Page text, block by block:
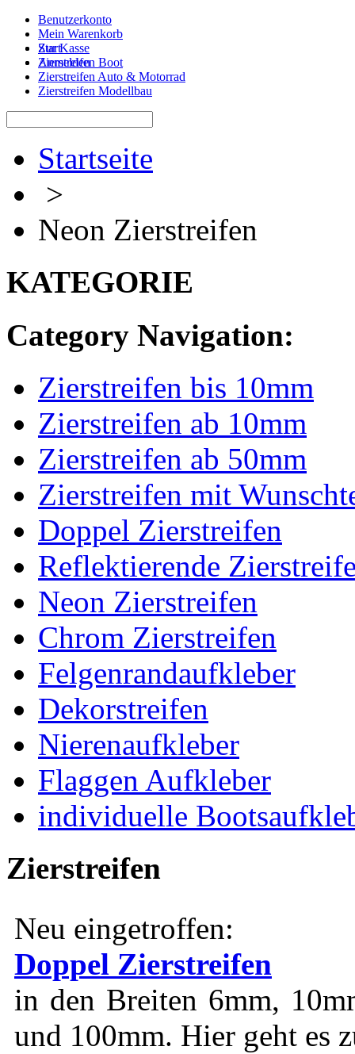
Benutzerkonto
Mein Warenkorb
Zur Kasse
Anmelden
Start
Zierstreifen Boot
Zierstreifen Auto & Motorrad
Zierstreifen Modellbau
Startseite
>
Neon Zierstreifen
KATEGORIE
Category Navigation:
Zierstreifen bis 10mm
Zierstreifen ab 10mm
Zierstreifen ab 50mm
Zierstreifen mit
Doppel Zierstreifen
Reflektierende
Neon Zierstreifen
Chrom Zierstreifen
Felgenrandaufkleber
Dekorstreifen
Nierenaufkleber
Flaggen Aufkleber
individuelle
Zierstreifen
Neu eingetroffen:
Doppel Zierstreifen
in den Breiten 6mm,
und 100mm. Hier geht es